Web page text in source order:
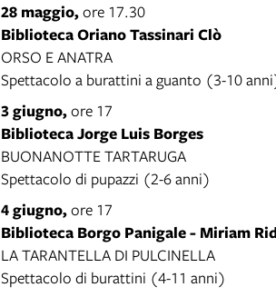
28 maggio,ore 17.30
Biblioteca Oriano Tassinari Clò
ORSO E ANATRA
Spettacolo a burattini a guanto (3-10
3 giugno,ore 17
Biblioteca Jorge Luis Borges
BUONANOTTE TARTARUGA
Spettacolo di pupazzi (2-6 anni)
4 giugno,ore 17
Biblioteca Borgo Panigale - Miriam
LA TARANTELLA DI PULCINELLA
Spettacolo di burattini (4-11 anni)